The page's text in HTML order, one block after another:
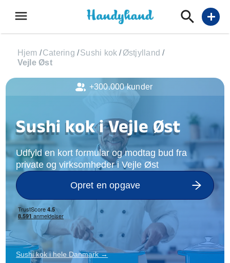
menu add
Hjem /Catering /Sushi kok / Østjylland /
Vejle Øst
Sushi kok i Vejle Øst
Udfyld en kort formular og modtag bud fra
private og virksomheder i Vejle Øst
Opret en opgave
Sushi kok i hele Danmark →
+300.000 kunder